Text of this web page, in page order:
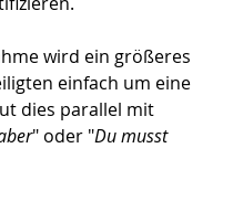
wird ein größeres
einfach um eine
dies parallel mit
" oder "Du musst